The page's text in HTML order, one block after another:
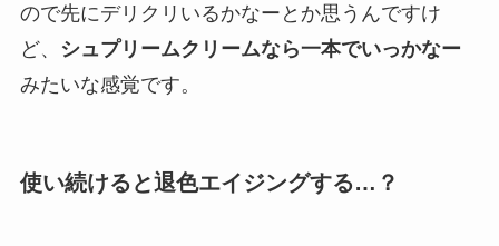
ので先にデリクリいるかなーとか思うんですけ
ど、
シュプリームクリームなら一本でいっかなー
みたいな感覚です。
使い続けると退色エイジングする…？